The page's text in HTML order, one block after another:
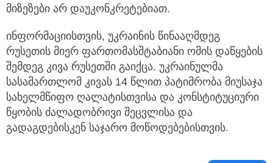
მიზეზები არ დაუკონკრეტებიათ.
ინფორმაციისთვის, უკრაინის წინააღმდეგ
რუსეთის მიერ ფართომასშტაბიანი ომის დაწყების
შემდეგ კივა რუსეთში გაიქცა. უკრაინულმა
სასამართლომ კივას 14 წლით პატიმრობა მიუსაჯა
სახელმწიფო ღალატისთვისა და კონსტიტუციური
წყობის ძალადობრივი შეცვლისა და
გადაგდებისკენ საჯარო მოწოდებებისთვის.